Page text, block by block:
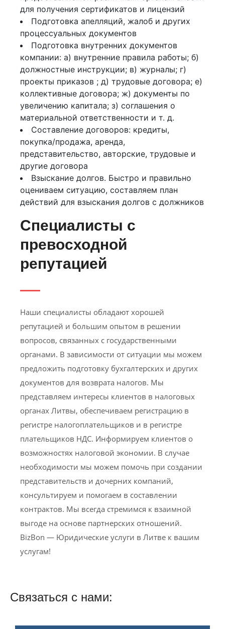
для получения сертификатов и лицензий
Подготовка апелляций, жалоб и других
процессуальных документов
Подготовка внутренних документов
компании: а) внутренние правила работы; б)
должностные инструкции; в) журналы; г)
проекты приказов ; д) трудовые договора; е)
коллективные договора; ж) документы по
увеличению капитала; з) соглашения о
материальной ответственности и т. д.
Составление договоров: кредиты,
покупка/продажа, аренда,
представительство, авторские, трудовые и
другие договора
Взыскание долгов. Быстро и правильно
оцениваем ситуацию, составляем план
действий для взыскания долгов с должников
Специалисты с
превосходной
репутацией
Наши специалисты обладают хорошей
репутацией и большим опытом в решении
вопросов, связанных с государственными
органами. В зависимости от ситуации мы можем
предложить подготовку бухгалтерских и других
документов для возврата налогов. Мы
представляем интересы клиентов в налоговых
органах Литвы, обеспечиваем регистрацию в
регистре налогоплательщиков и в регистре
плательщиков НДС. Информируем клиентов о
возможностях налоговой экономии. В случае
необходимости мы можем помочь при создании
представительств и дочерних компаний,
консультируем и помогаем в составлении
контрактов. Мы всегда стремимся к взаимной
выгоде на основе партнерских отношений.
BizBon — Юридические услуги в Литве к вашим
услугам!
Связаться с нами: